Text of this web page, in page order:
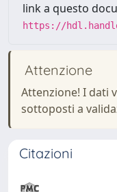
link a questo
https://
Attenzione
Attenzione! I dati
sottoposti a
Citazioni